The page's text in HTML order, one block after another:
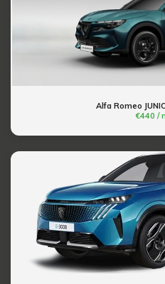
Alfa Romeo
€440 /